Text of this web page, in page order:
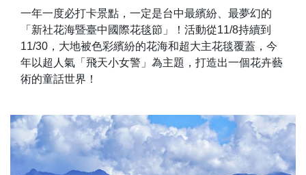
一年一度必打卡景點，一定是台中最繽紛、最夢幻的
「新社花海暨臺中國際花毯節」！活動從11/8持續到
11/30，大地被色彩繽紛的花海和超大主花毯覆蓋，今
年以超人氣「飛天小女警」為主題，打造出一個花卉藝
術的童話世界！